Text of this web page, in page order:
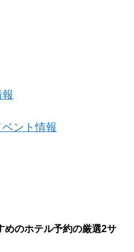
ベント情報
めのホテル予約の厳選2サ